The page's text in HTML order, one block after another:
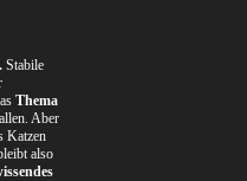
Stabile
Thema
Aber
Katzen
also